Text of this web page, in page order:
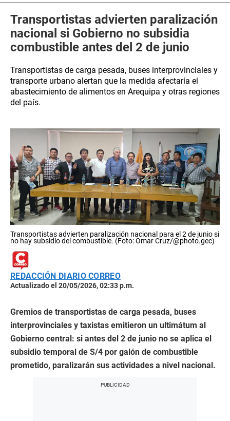
Transportistas advierten paralización
nacional si Gobierno no subsidia
combustible antes del 2 de junio
Transportistas de carga pesada, buses interprovinciales y
transporte urbano alertan que la medida afectaría el
abastecimiento de alimentos en Arequipa y otras regiones
del país.
Transportistas advierten paralización nacional para el 2 de junio si
no hay subsidio del combustible. (Foto: Omar Cruz/@photo.gec)
REDACCIÓN DIARIO CORREO
Actualizado el 20/05/2026, 02:33 p.m.
Gremios de transportistas de carga pesada, buses
interprovinciales y taxistas emitieron un ultimátum al
Gobierno central: si antes del 2 de junio no se aplica el
subsidio temporal de S/4 por galón de combustible
prometido, paralizarán sus actividades a nivel nacional.